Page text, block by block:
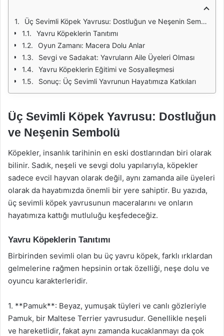
Üç Sevimli Köpek Yavrusu: Dostluğun ve Neşenin Sembolü
Yavru Köpeklerin Tanıtımı
Oyun Zamanı: Macera Dolu Anlar
Sevgi ve Sadakat: Yavruların Aile Üyeleri Olması
Yavru Köpeklerin Eğitimi ve Sosyalleşmesi
Sonuç: Üç Sevimli Yavrunun Hayatımıza Katkıları
Üç Sevimli Köpek Yavrusu: Dostluğun
ve Neşenin Sembolü
Köpekler, insanlık tarihinin en eski dostlarından biri olarak
bilinir. Sadık, neşeli ve sevgi dolu yapılarıyla, köpekler
sadece evcil hayvan olarak değil, aynı zamanda aile üyeleri
olarak da hayatımızda önemli bir yere sahiptir. Bu yazıda,
üç sevimli köpek yavrusunun maceralarını ve onların
hayatımıza kattığı mutluluğu keşfedeceğiz.
Yavru Köpeklerin Tanıtımı
Birbirinden sevimli olan bu üç yavru köpek, farklı ırklardan
gelmelerine rağmen hepsinin ortak özelliği, neşe dolu ve
oyuncu karakterleridir.
1. **Pamuk**: Beyaz, yumuşak tüyleri ve canlı gözleriyle
Pamuk, bir Maltese Terrier yavrusudur. Genellikle neşeli
ve hareketlidir, fakat aynı zamanda kucaklanmayı da çok